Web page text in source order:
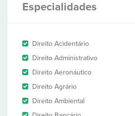
Especialidades
Direito Acidentário
Direito Administrativo
Direito Aeronáutico
Direito Agrário
Direito Ambiental